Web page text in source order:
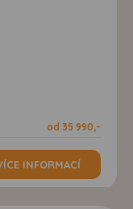
od 35 990,-
INFORMACÍ